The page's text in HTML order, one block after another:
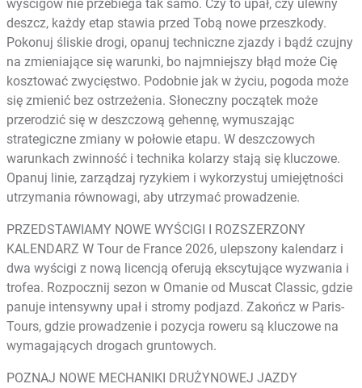
wyścigów nie przebiega tak samo. Czy to upał, czy ulewny
deszcz, każdy etap stawia przed Tobą nowe przeszkody.
Pokonuj śliskie drogi, opanuj techniczne zjazdy i bądź czujny
na zmieniające się warunki, bo najmniejszy błąd może Cię
kosztować zwycięstwo. Podobnie jak w życiu, pogoda może
się zmienić bez ostrzeżenia. Słoneczny początek może
przerodzić się w deszczową gehennę, wymuszając
strategiczne zmiany w połowie etapu. W deszczowych
warunkach zwinność i technika kolarzy stają się kluczowe.
Opanuj linie, zarządzaj ryzykiem i wykorzystuj umiejętności
utrzymania równowagi, aby utrzymać prowadzenie.
PRZEDSTAWIAMY NOWE WYŚCIGI I ROZSZERZONY
KALENDARZ W Tour de France 2026, ulepszony kalendarz i
dwa wyścigi z nową licencją oferują ekscytujące wyzwania i
trofea. Rozpocznij sezon w Omanie od Muscat Classic, gdzie
panuje intensywny upał i stromy podjazd. Zakończ w Paris-
Tours, gdzie prowadzenie i pozycja roweru są kluczowe na
wymagających drogach gruntowych.
POZNAJ NOWE MECHANIKI DRUŻYNOWEJ JAZDY